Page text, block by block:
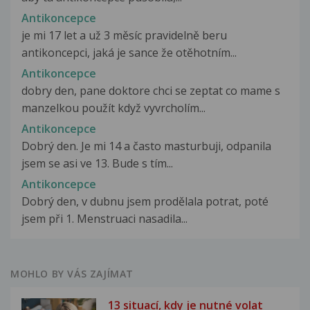
Antikoncepce
je mi 17 let a už 3 měsíc pravidelně beru
antikoncepci, jaká je sance že otěhotním...
Antikoncepce
dobry den, pane doktore chci se zeptat co mame s
manzelkou použít když vyvrcholím...
Antikoncepce
Dobrý den. Je mi 14 a často masturbuji, odpanila
jsem se asi ve 13. Bude s tím...
Antikoncepce
Dobrý den, v dubnu jsem prodělala potrat, poté
jsem při 1. Menstruaci nasadila...
MOHLO BY VÁS ZAJÍMAT
13 situací, kdy je nutné volat